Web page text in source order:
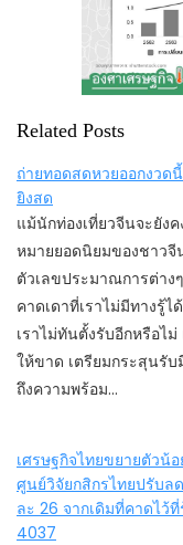
Related Posts
ถ่ายทอดสดหวยออกงวด
ยิงสด
แม้นักท่องเที่ยวจีนจะยัง
หมายยอดนิยมของชาวจี
ตัวเลขประมาณการต่าง
คาดเดาที่เราไม่มีทางรู้
เราไม่ทันตั้งรับอีกหรือไ
ให้ขาด เตรียมกระสุนรับ
ถึงความพร้อม…
เศรษฐกิจไทยขยายตัวน้
ศูนย์วิจัยกสิกรไทยปรับล
ละ 26 จากเดิมที่คาดไว้
4037